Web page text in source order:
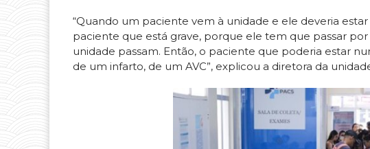
“Quando um paciente vem à unidade e ele deveria
paciente que está grave, porque ele tem que passar
unidade passam. Então, o paciente que poderia estar
de um infarto, de um AVC”, explicou a diretora da